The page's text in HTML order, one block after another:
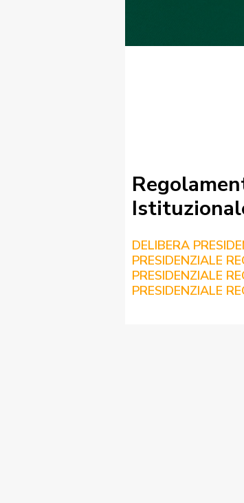
DELIBERA
PRESIDENZIALE
PRESIDENZIALE
PRESIDENZIALE